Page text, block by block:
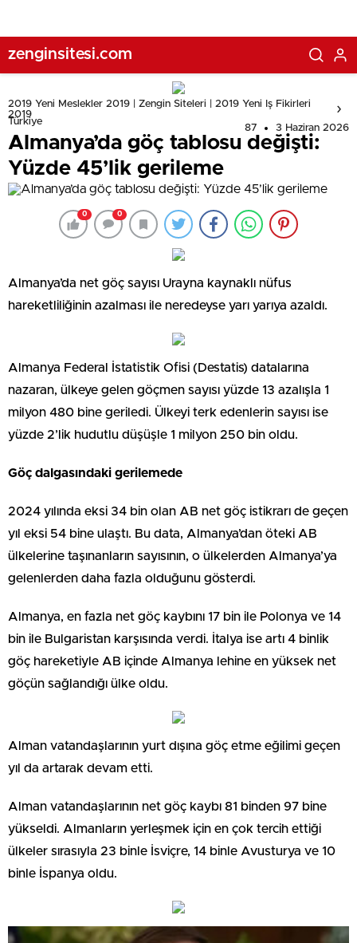
zenginsitesi.com
2019 Yeni Meslekler 2019 | Zengin Siteleri | 2019 Yeni Iş Fikirleri
2019
Türkiye
87 3 Haziran 2026
Almanya’da göç tablosu değişti:
Yüzde 45’lik gerileme
0 0
Almanya’da net göç sayısı Urayna kaynaklı nüfus
hareketliliğinin azalması ile neredeyse yarı yarıya azaldı.
Almanya Federal İstatistik Ofisi (Destatis) datalarına
nazaran, ülkeye gelen göçmen sayısı yüzde 13 azalışla 1
milyon 480 bine geriledi. Ülkeyi terk edenlerin sayısı ise
yüzde 2’lik hudutlu düşüşle 1 milyon 250 bin oldu.
Göç dalgasındaki gerilemede
2024 yılında eksi 34 bin olan AB net göç istikrarı de geçen
yıl eksi 54 bine ulaştı. Bu data, Almanya’dan öteki AB
ülkelerine taşınanların sayısının, o ülkelerden Almanya’ya
gelenlerden daha fazla olduğunu gösterdi.
Almanya, en fazla net göç kaybını 17 bin ile Polonya ve 14
bin ile Bulgaristan karşısında verdi. İtalya ise artı 4 binlik
göç hareketiyle AB içinde Almanya lehine en yüksek net
göçün sağlandığı ülke oldu.
Alman vatandaşlarının yurt dışına göç etme eğilimi geçen
yıl da artarak devam etti.
Alman vatandaşlarının net göç kaybı 81 binden 97 bine
yükseldi. Almanların yerleşmek için en çok tercih ettiği
ülkeler sırasıyla 23 binle İsviçre, 14 binle Avusturya ve 10
binle İspanya oldu.